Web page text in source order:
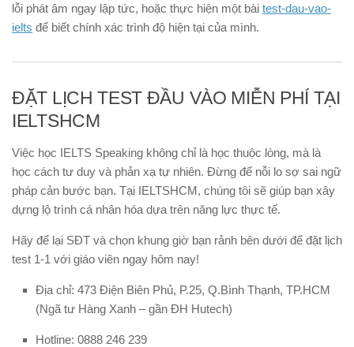
lỗi phát âm ngay lập tức, hoặc thực hiện một bài test-dau-vao-
ielts để biết chính xác trình độ hiện tại của mình.
ĐẶT LỊCH TEST ĐẦU VÀO MIỄN PHÍ TẠI
IELTSHCM
Việc học IELTS Speaking không chỉ là học thuộc lòng, mà là
học cách tư duy và phản xạ tự nhiên. Đừng để nỗi lo sợ sai ngữ
pháp cản bước bạn. Tại IELTSHCM, chúng tôi sẽ giúp bạn xây
dựng lộ trình cá nhân hóa dựa trên năng lực thực tế.
Hãy để lại SĐT và chọn khung giờ bạn rảnh bên dưới để đặt lịch
test 1-1 với giáo viên ngay hôm nay!
Địa chỉ: 473 Điện Biên Phủ, P.25, Q.Bình Thạnh, TP.HCM
(Ngã tư Hàng Xanh – gần ĐH Hutech)
Hotline: 0888 246 239